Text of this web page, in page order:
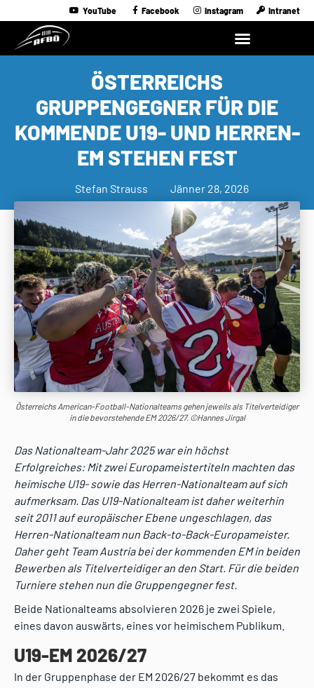
YouTube Facebook Instagram Intranet
ÖSTERREICHS
GRUPPENGEGNER FÜR DIE
KOMMENDE U19- UND HERREN-
EM STEHEN FEST
Stefan Strauss Jänner 28, 2026
Österreichs American-Football-Nationalteams gehen jeweils als Titelverteidiger
in die bevorstehende EM 2026/27. ©Hannes Jirgal
Das Nationalteam-Jahr 2025 war ein höchst
Erfolgreiches: Mit zwei Europameistertiteln machten das
heimische U19- sowie das Herren-Nationalteam auf sich
aufmerksam. Das U19-Nationalteam ist daher weiterhin
seit 2011 auf europäischer Ebene ungeschlagen, das
Herren-Nationalteam nun Back-to-Back-Europameister.
Daher geht Team Austria bei der kommenden EM in beiden
Bewerben als Titelverteidiger an den Start. Für die beiden
Turniere stehen nun die Gruppengegner fest.
Beide Nationalteams absolvieren 2026 je zwei Spiele,
eines davon auswärts, eines vor heimischem Publikum.
U19-EM 2026/27
In der Gruppenphase der EM 2026/27 bekommt es das